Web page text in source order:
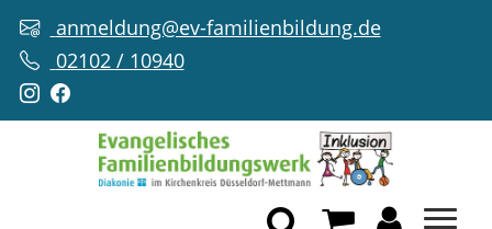
anmeldung@ev-familienbildung.de
02102 / 10940